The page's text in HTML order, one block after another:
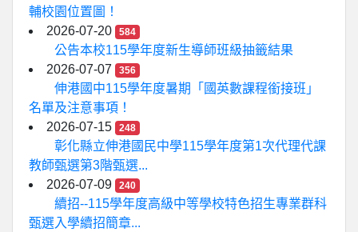
輔校園位置圖！
2026-07-20
584
公告本校115學年度新生導師班級抽籤結果
2026-07-07
356
伸港國中115學年度暑期「國英數課程銜接班」
名單及注意事項！
2026-07-15
248
彰化縣立伸港國民中學115學年度第1次代理代課
教師甄選第3階甄選...
2026-07-09
240
續招--115學年度高級中等學校特色招生專業群科
甄選入學續招簡章...